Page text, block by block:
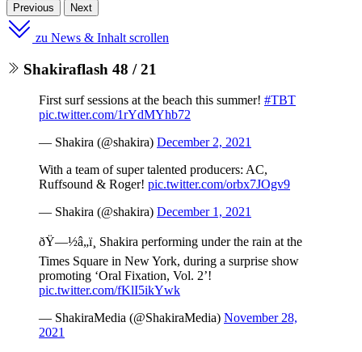
Previous Next
zu News & Inhalt scrollen
Shakiraflash 48 / 21
First surf sessions at the beach this summer! #TBT
pic.twitter.com/1rYdMYhb72
— Shakira (@shakira) December 2, 2021
With a team of super talented producers: AC,
Ruffsound & Roger! pic.twitter.com/orbx7JOgv9
— Shakira (@shakira) December 1, 2021
ðŸ—½â„ï¸ Shakira performing under the rain at the
Times Square in New York, during a surprise show
promoting ‘Oral Fixation, Vol. 2’!
pic.twitter.com/fKlI5ikYwk
— ShakiraMedia (@ShakiraMedia) November 28,
2021